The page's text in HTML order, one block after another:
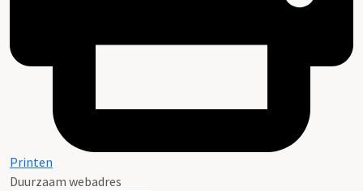
Printen
Duurzaam webadres